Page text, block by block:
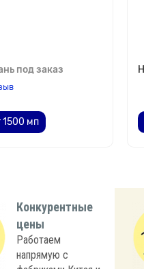
под заказ
1500 мп
Конкурентные
цены
Работаем
напрямую с